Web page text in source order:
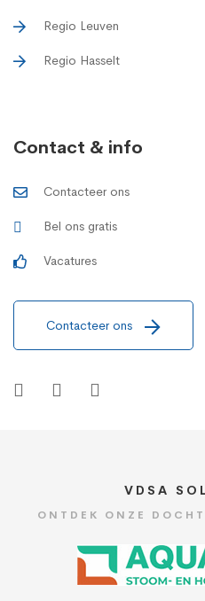
Regio Leuven
Regio Hasselt
Contact & info
Contacteer ons
Bel ons gratis
Vacatures
Contacteer ons
VDSA
ONTDEK ONZE